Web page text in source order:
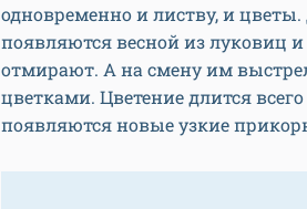
одновременно и листву, и
появляются весной из луковиц
отмирают. А на смену им
цветками. Цветение длится
появляются новые узкие